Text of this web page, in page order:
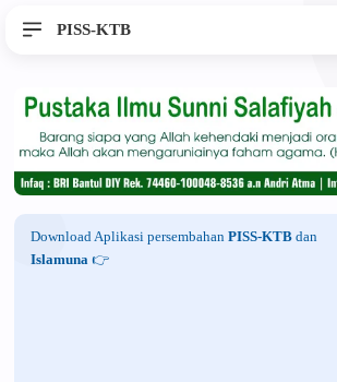
PISS-KTB
Download Aplikasi persembahan PISS-KTB dan
Islamuna 👉